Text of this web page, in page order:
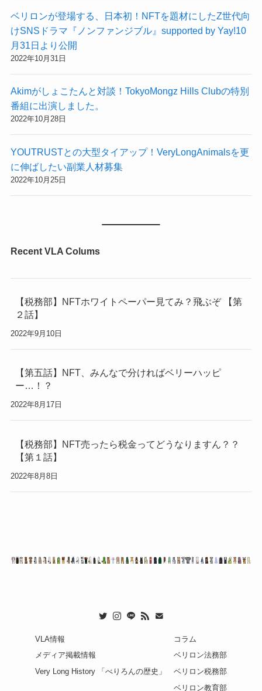
ベリロンが登場する、日本初！NFTを題材にしたZ世代向
けSNSドラマ『ノンファンジブル』supported by Yay!10
月31日より公開
2022年10月31日
Akimがしょこたんと対談！TokyoMongz Hills Clubの特別
番組に出演しました。
2022年10月28日
YOUTRUSTとの大型タイアップ！VeryLongAnimalsを更
に伸ばしたい副業人材募集
2022年10月25日
Recent VLA Colums
【税務部】NFTホワイトペーパー見てみ？飛ぶぞ 【第
２話】
2022年9月10日
【第五話】NFT、みんなで分ければベリーハッピ
ー…！？
2022年8月17日
【税務部】NFT売ったら税金ってどうなりますん？？
【第１話】
2022年8月8日
VLA情報
メディア掲載情報
Very Long History 「べりろんの歴史」
コラム
ベリロン法務部
ベリロン税務部
ベリロン教育部